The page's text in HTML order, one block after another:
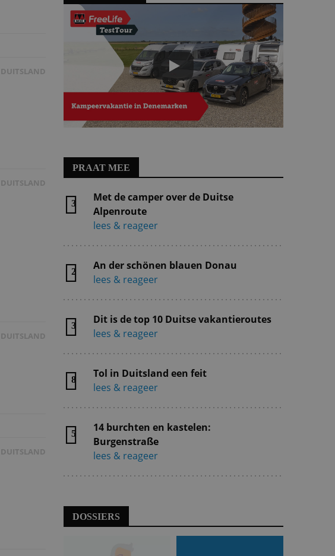
DUITSLAND
DUITSLAND
DUITSLAND
DUITSLAND
PRAAT MEE
3
Met de camper over de Duitse
Alpenroute
lees & reageer
2
An der schönen blauen Donau
lees & reageer
3
Dit is de top 10 Duitse vakantieroutes
lees & reageer
8
Tol in Duitsland een feit
lees & reageer
5
14 burchten en kastelen:
Burgenstraße
lees & reageer
DOSSIERS